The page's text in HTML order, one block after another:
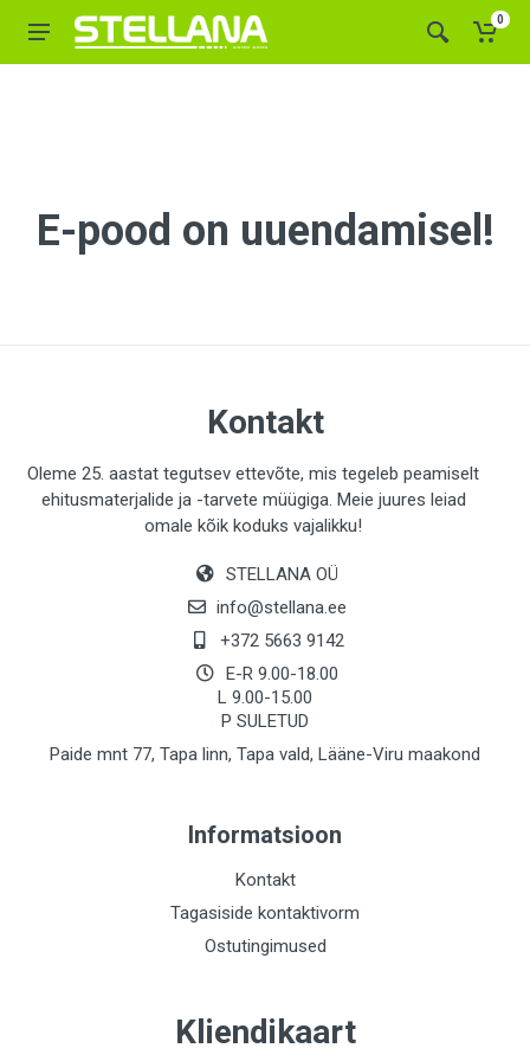
0
E-pood on uuendamisel!
Kontakt
Oleme 25. aastat tegutsev ettevõte, mis tegeleb peamiselt
ehitusmaterjalide ja -tarvete müügiga. Meie juures leiad
omale kõik koduks vajalikku!
STELLANA OÜ
info@stellana.ee
+372 5663 9142
E-R 9.00-18.00
L 9.00-15.00
P SULETUD
Paide mnt 77, Tapa linn, Tapa vald, Lääne-Viru maakond
Informatsioon
Kontakt
Tagasiside kontaktivorm
Ostutingimused
Kliendikaart